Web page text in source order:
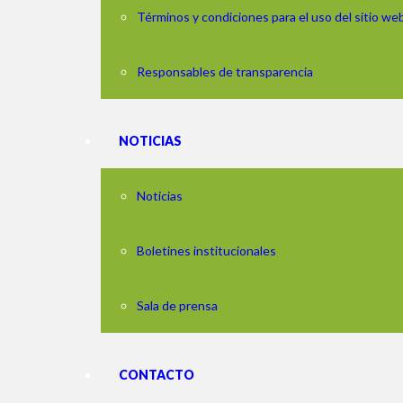
Términos y condiciones para el uso del sitio
Responsables de transparencia
NOTICIAS
Noticias
Boletines institucionales
Sala de prensa
CONTACTO